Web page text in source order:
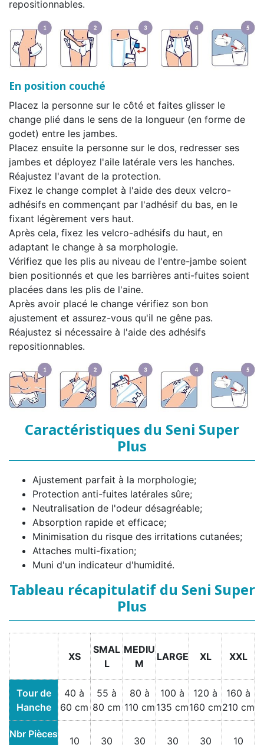
repositionnables.
En position couché
Placez la personne sur le côté et faites glisser le
change plié dans le sens de la longueur (en forme de
godet) entre les jambes.
Placez ensuite la personne sur le dos, redresser ses
jambes et déployez l'aile latérale vers les hanches.
Réajustez l'avant de la protection.
Fixez le change complet à l'aide des deux velcro-
adhésifs en commençant par l'adhésif du bas, en le
fixant légèrement vers haut.
Après cela, fixez les velcro-adhésifs du haut, en
adaptant le change à sa morphologie.
Vérifiez que les plis au niveau de l'entre-jambe soient
bien positionnés et que les barrières anti-fuites soient
placées dans les plis de l'aine.
Après avoir placé le change vérifiez son bon
ajustement et assurez-vous qu'il ne gêne pas.
Réajustez si nécessaire à l'aide des adhésifs
repositionnables.
Caractéristiques du Seni Super
Plus
Ajustement parfait à la morphologie;
Protection anti-fuites latérales sûre;
Neutralisation de l'odeur désagréable;
Absorption rapide et efficace;
Minimisation du risque des irritations cutanées;
Attaches multi-fixation;
Muni d'un indicateur d'humidité.
Tableau récapitulatif du Seni Super
Plus
XS
SMAL
L
MEDIU
M
LARGE XL XXL
Tour de
Hanche
40 à
60 cm
55 à
80 cm
80 à
110 cm
100 à
135 cm
120 à
160 cm
160 à
210 cm
Nbr Pièces
10
30
30
30
30
10